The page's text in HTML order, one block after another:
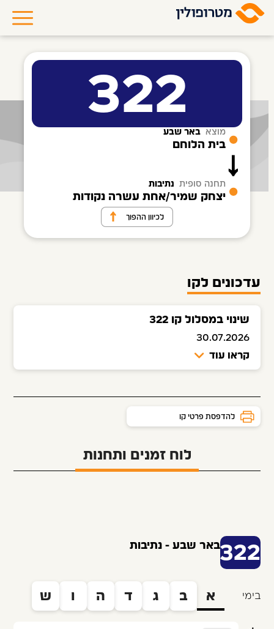
322
מוצא באר שבע
בית הלוחם
תחנה סופית נתיבות
יצחק שמיר/אחת עשרה נקודות
לכיוון ההפוך
עדכונים לקו
שינוי במסלול קו 322
30.07.2026
קראו עוד
להדפסת פרטי קו
לוח זמנים ותחנות
322באר שבע - נתיבות
בימי א ב ג ד ה ו ש